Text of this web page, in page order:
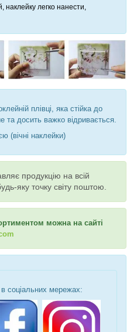
наклейку легко нанести,
плівці, яка стійка до
та досить важко відривається.
(вічні наклейки)
продукцію на всій
яку точку світу поштою.
можна на сайті
в соціальних мережах: